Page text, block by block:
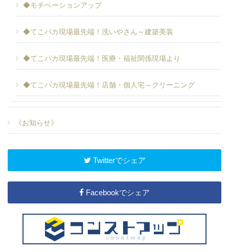
◆モチベーションアップ
◆てこパカ現場最先端！洗いやさん～建築美装
◆てこパカ現場最先端！医療・福祉関係現場より
◆てこパカ現場最先端！店舗・個人宅～クリーニング
《お知らせ》
Twitterでシェア
Facebookでシェア